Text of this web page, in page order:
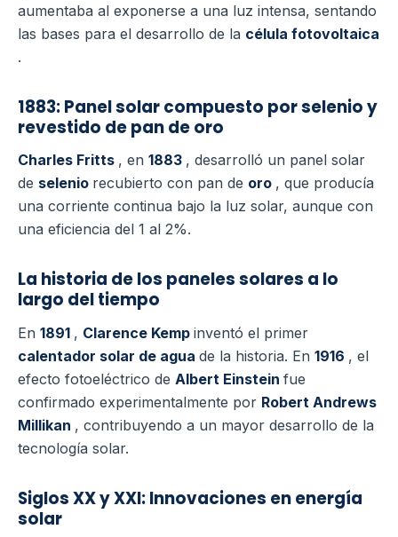
aumentaba al exponerse a una luz intensa, sentando
las bases para el desarrollo de la célula fotovoltaica
.
1883: Panel solar compuesto por selenio y
revestido de pan de oro
Charles Fritts , en 1883 , desarrolló un panel solar
de selenio recubierto con pan de oro , que producía
una corriente continua bajo la luz solar, aunque con
una eficiencia del 1 al 2%.
La historia de los paneles solares a lo
largo del tiempo
En 1891 , Clarence Kemp inventó el primer
calentador solar de agua de la historia. En 1916 , el
efecto fotoeléctrico de Albert Einstein fue
confirmado experimentalmente por Robert Andrews
Millikan , contribuyendo a un mayor desarrollo de la
tecnología solar.
Siglos XX y XXI: Innovaciones en energía
solar